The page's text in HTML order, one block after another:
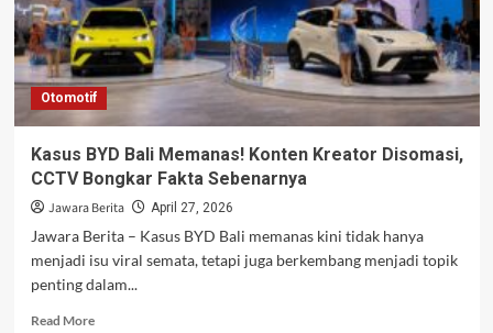
Otomotif
Kasus BYD Bali Memanas! Konten Kreator Disomasi,
CCTV Bongkar Fakta Sebenarnya
Jawara Berita April 27, 2026
Jawara Berita – Kasus BYD Bali memanas kini tidak hanya
menjadi isu viral semata, tetapi juga berkembang menjadi topik
penting dalam...
Read MoreRead